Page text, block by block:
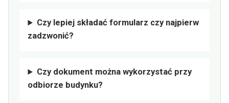
Czy lepiej składać formularz czy najpierw
zadzwonić?
Czy dokument można wykorzystać przy
odbiorze budynku?